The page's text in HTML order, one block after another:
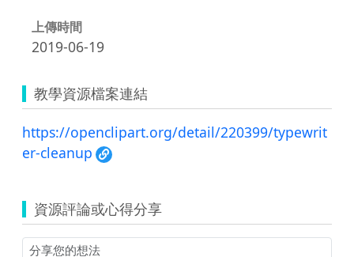
上傳時間
2019-06-19
教學資源檔案連結
https://openclipart.org/detail/220399/typewrit
er-cleanup
資源評論或心得分享